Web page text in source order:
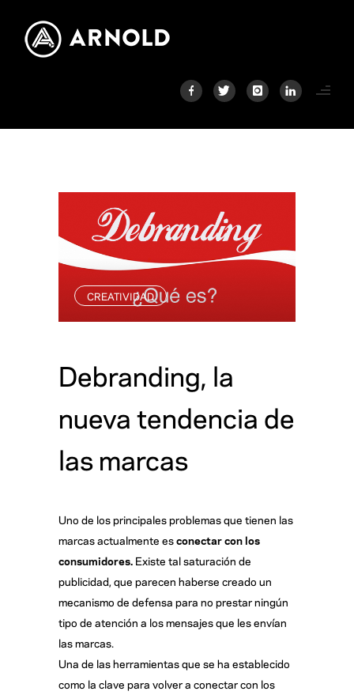
CREATIVIDAD
Debranding, la
nueva tendencia de
las marcas
Uno de los principales problemas que tienen las
marcas actualmente esconectar con los
consumidores. Existe tal saturación de
publicidad, que parecen haberse creado un
mecanismo de defensa para no prestar ningún
tipo de atención a los mensajes que les envían
las marcas.
Una de las herramientas que se ha establecido
como la clave para volver a conectar con los